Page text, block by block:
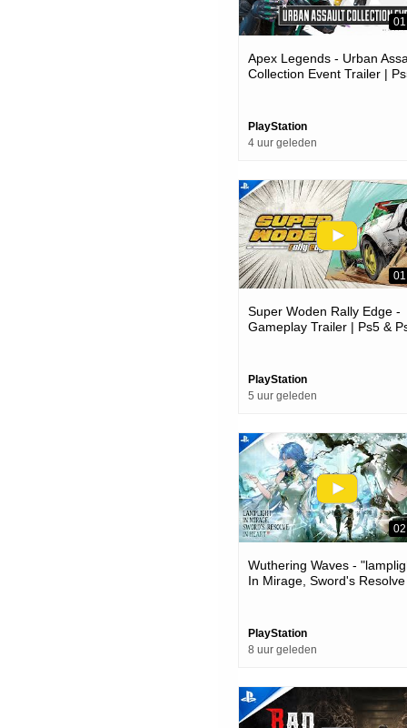
Apex Legends - Urban
Collection Event Trailer |
PlayStation
4 uur geleden
Super Woden Rally Edge -
Gameplay Trailer | Ps5 &
PlayStation
5 uur geleden
Wuthering Waves -
In Mirage, Sword's
PlayStation
8 uur geleden